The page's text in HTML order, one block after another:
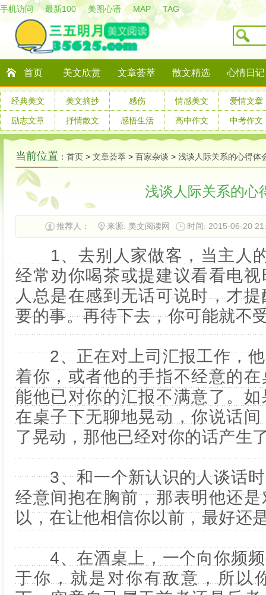
手机访问 最新100 美图心语 MAP TAG
首页 美文欣赏 文章荟萃 散文精选 心情日记
经典美文 美文摘抄 感伤 情感美文 爱情文章
励志文章 抒情散文 感悟生活 高中作文 中考作文
当前位置 ： 首页 > 文章荟萃 > 百家杂谈 > 浅谈人际关系的心得体
浅谈人际关系的心
推荐人： 来源: 美文阅读网 时间: 2015-06-20
1、去别人家做客，当主人
经常劝你喝茶或提建议看看电
人总是在感到无话可说时，才
要的事。再待下去，你可能就不
2、正在对上司汇报工作，他
着你，或者他的手指不经意的
能他已对你的汇报不满意了。
在桌子下无聊地晃动，你说话
了晃动，那他已经对你的话产生
3、和一个新认识的人谈话时
经意间抱在胸前，那表明他还
以，在让他相信你以前，最好还
4、在酒桌上，一个向你频频
于你，就是对你有敌意，所以